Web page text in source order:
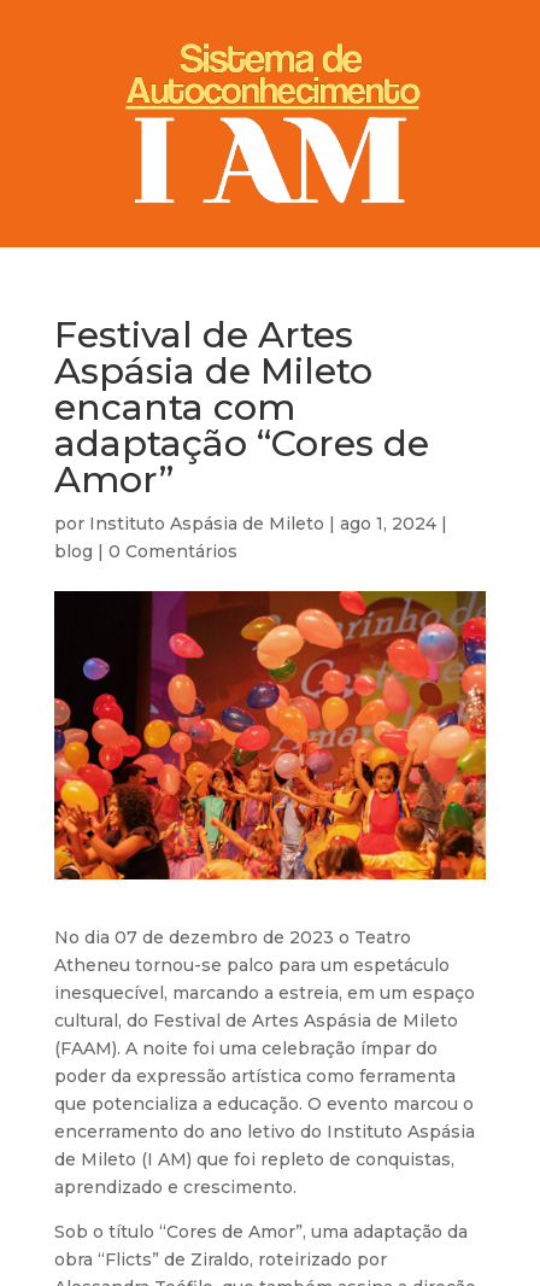
Festival de Artes
Aspásia de Mileto
encanta com
adaptação “Cores de
Amor”
por Instituto Aspásia de Mileto | ago 1, 2024|
blog | 0 Comentários
No dia 07 de dezembro de 2023 o Teatro
Atheneu tornou-se palco para um espetáculo
inesquecível, marcando a estreia, em um espaço
cultural, do Festival de Artes Aspásia de Mileto
(FAAM). A noite foi uma celebração ímpar do
poder da expressão artística como ferramenta
que potencializa a educação. O evento marcou o
encerramento do ano letivo do Instituto Aspásia
de Mileto (I AM) que foi repleto de conquistas,
aprendizado e crescimento.
Sob o título “Cores de Amor”, uma adaptação da
obra “Flicts” de Ziraldo, roteirizado por